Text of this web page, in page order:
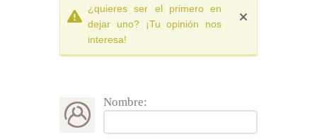
¿quieres ser el primero en
dejar uno? ¡Tu opinión nos
interesa!
Nombre: